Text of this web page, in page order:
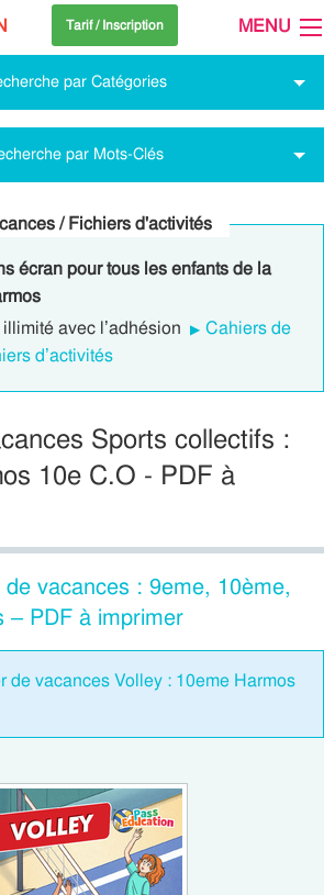
Tarif / Inscription MENU
par Catégories
par Mots-Clés
/ Fichiers d'activités
écran pour tous les enfants de la
avec l’adhésion
Cahiers de
d’activités
Sports collectifs :
10e C.O - PDF à
vacances : 9eme, 10ème,
– PDF à imprimer
de vacances Volley : 10eme Harmos